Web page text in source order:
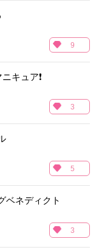
9
キュア❗️
3
5
ネディクト
3